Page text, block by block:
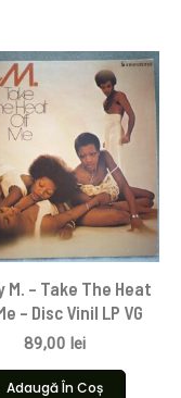
M. – Take The Heat
– Disc Vinil LP VG
89,00 lei
Adaugă În Coș